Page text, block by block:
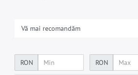
RON RON